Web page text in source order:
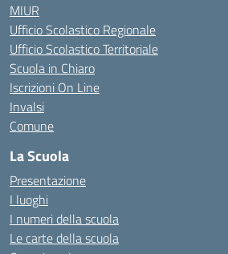
MIUR
Ufficio Scolastico Regionale
Ufficio Scolastico Territoriale
Scuola in Chiaro
Iscrizioni On Line
Invalsi
Comune
La Scuola
Presentazione
I luoghi
I numeri della scuola
Le carte della scuola